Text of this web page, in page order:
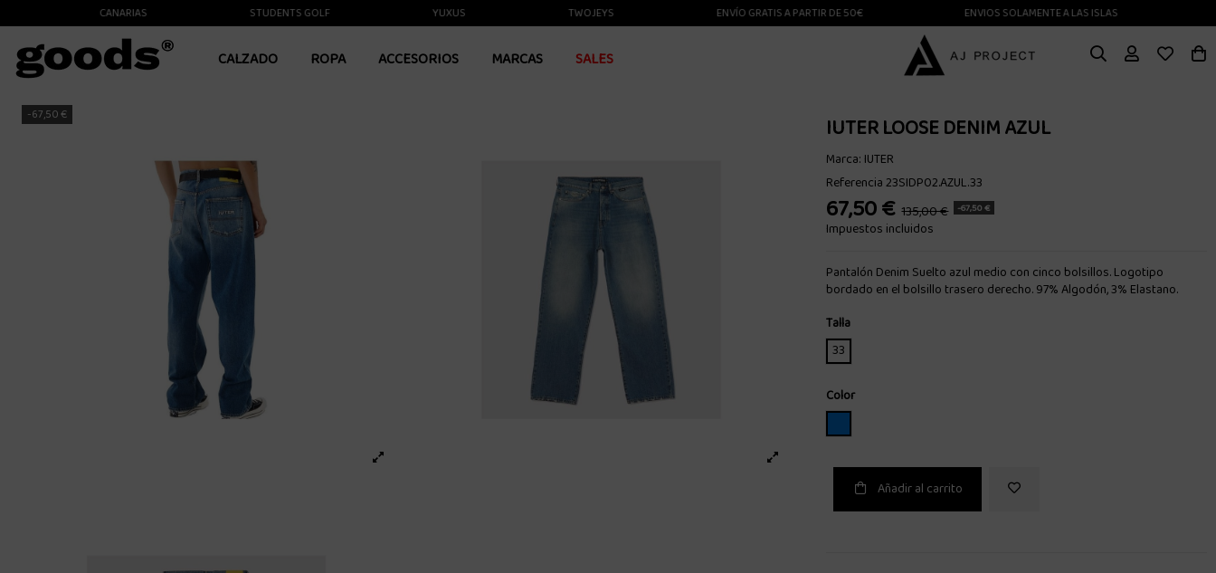
A LAS ISLAS CANARIAS STUDENTS GOLF YUXUS TWOJEYS ENVÍO GRATIS A PARTIR DE 50€ ENVIOS SOLAMENTE A LAS ISLAS CANARIAS
CALZADO ROPA ACCESORIOS MARCAS SALES
-67,50 € IUTER LOOSE DENIM AZUL
Marca: IUTER
Referencia23SIDP02.AZUL.33
67,50 € 135,00 € -67,50 €
Impuestos incluidos
Pantalón Denim Suelto azul medio con cinco bolsillos. Logotipo
bordado en el bolsillo trasero derecho. 97% Algodón, 3% Elastano.
Talla
33
Color
Añadir al carrito